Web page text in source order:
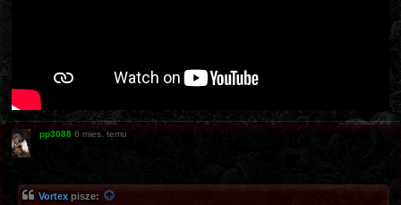
pp3088 6 mies. temu
Vortex pisze: